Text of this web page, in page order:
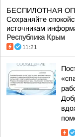
БЕСПИЛОТНАЯ
Сохраняйте
источникам
Республика Крым
11:21